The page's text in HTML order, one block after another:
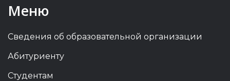
Меню
Сведения об образовательной организации
Абитуриенту
Студентам